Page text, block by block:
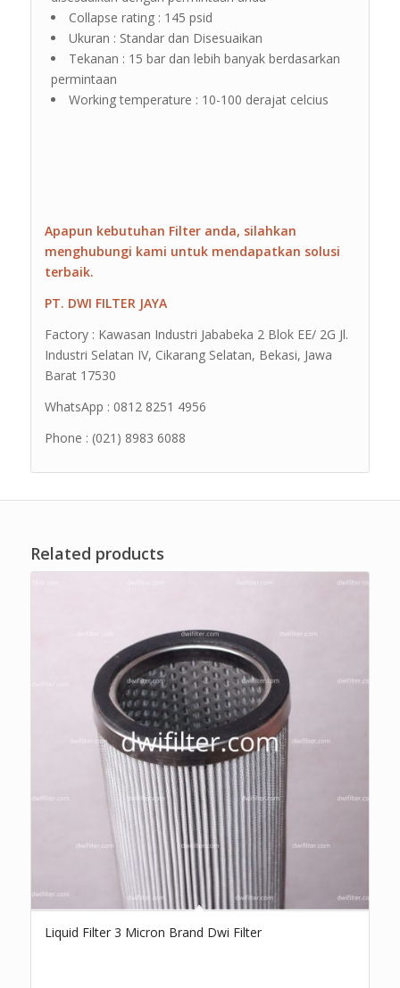
Collapse rating : 145 psid
Ukuran : Standar dan Disesuaikan
Tekanan : 15 bar dan lebih banyak berdasarkan
permintaan
Working temperature : 10-100 derajat celcius
Apapun kebutuhan Filter anda, silahkan
menghubungi kami untuk mendapatkan solusi
terbaik.
PT. DWI FILTER JAYA
Factory : Kawasan Industri Jababeka 2 Blok EE/ 2G Jl.
Industri Selatan IV, Cikarang Selatan, Bekasi, Jawa
Barat 17530
WhatsApp : 0812 8251 4956
Phone : (021) 8983 6088
Related products
Liquid Filter 3 Micron Brand Dwi Filter